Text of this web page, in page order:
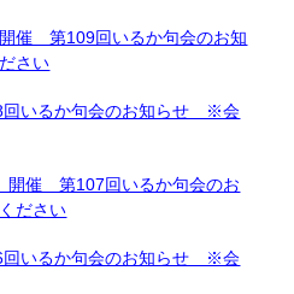
開催 第109回いるか句会のお知
さい
いるか句会のお知らせ ※会
開催 第107回いるか句会のお
ださい
いるか句会のお知らせ ※会